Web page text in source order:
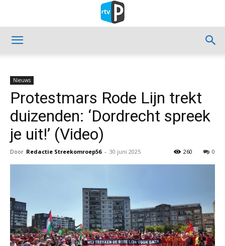
Nieuws
Protestmars Rode Lijn trekt
duizenden: ‘Dordrecht spreek
je uit!’ (Video)
Door Redactie Streekomroep56 - 30 juni 2025 0
260